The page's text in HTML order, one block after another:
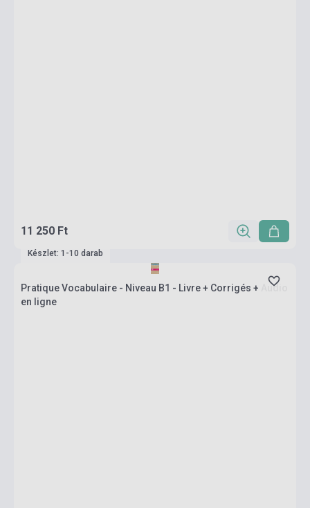
11 250 Ft
Készlet: 1-10 darab
Pratique Vocabulaire - Niveau B1 - Livre + Corrigés + Audio
en ligne